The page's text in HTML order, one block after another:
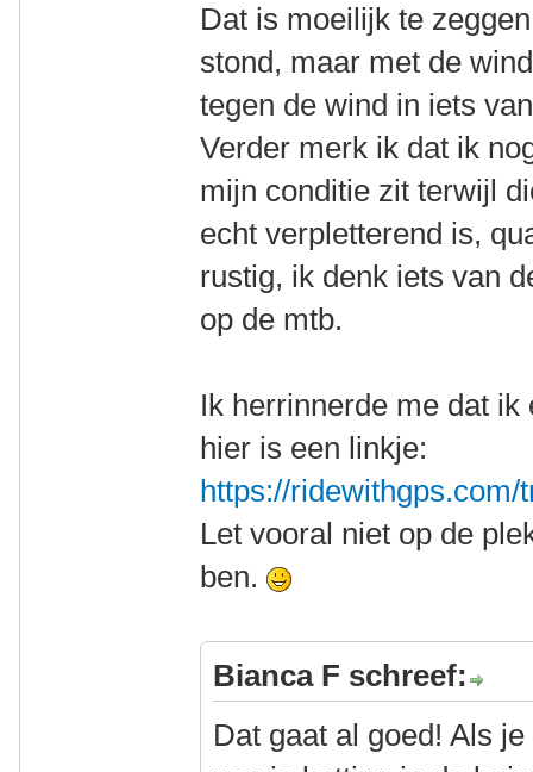
Dat is moeilijk te
stond, maar met de
tegen de wind in iets
Verder merk ik dat ik
mijn conditie zit terwijl
echt verpletterend is,
rustig, ik denk iets van
op de mtb.
Ik herrinnerde me dat
hier is een linkje:
https://ridewithgps.com/
Let vooral niet op de
ben.
Bianca F schreef:
Dat gaat al goed! Als